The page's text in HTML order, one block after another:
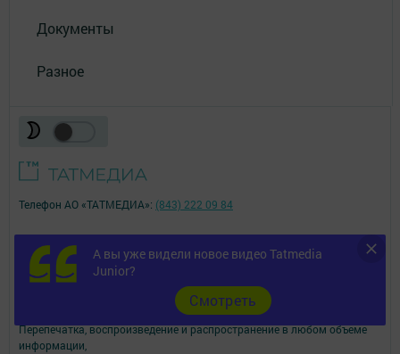
Документы
Разное
А вы уже видели новое видео Tatmedia
Junior?
Cмотреть
© 2011 - 2026. Бавлы-информ. Все права защищены.
© ТАТМЕДИА. Все материалы, размещенные на сайте, защищены
Перепечатка, воспроизведение и распространение в любом объеме
информации,
Телефон АО «ТАТМЕДИА»: (843) 222 09 84
16+